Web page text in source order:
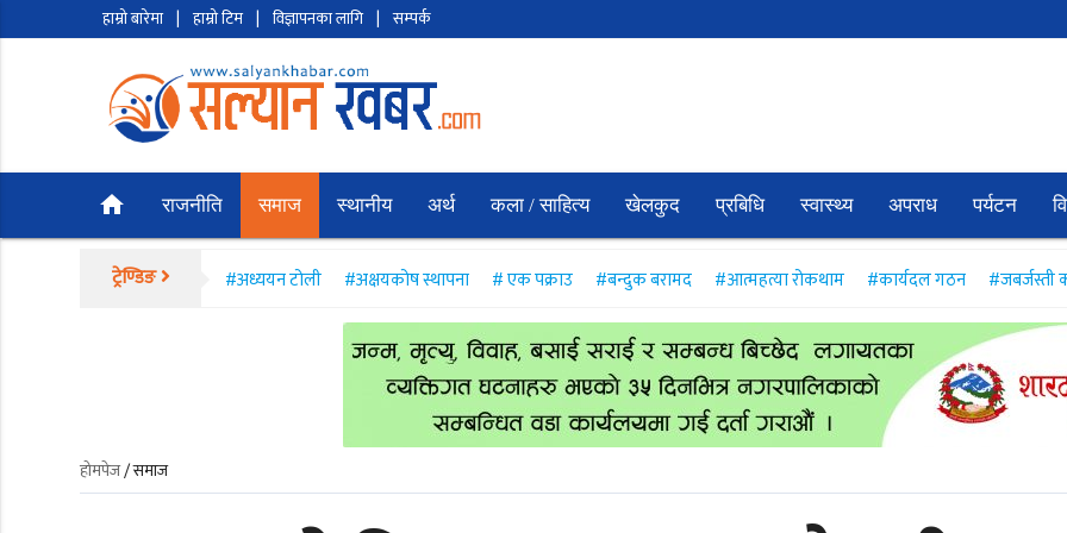
हाम्रो बारेमा | हाम्रो टिम | विज्ञापनका लागि | सम्पर्क
home राजनीति समाज स्थानीय अर्थ कला / साहित्य खेलकुद प्रबिधि स्वास्थ्य अपराध पर्यटन
ट्रेण्डिङ #अध्ययन टोली #अक्षयकोष स्थापना # एक पक्राउ #बन्दुक बरामद #आत्महत्या रोकथाम #कार्यदल गठन #जबर्जस्ती
होमपेज/ समाज